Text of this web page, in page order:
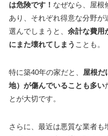
は危険です！ なぜなら、屋根
あり、それぞれ得意な分野
選んでしまうと、 余計な費用
にまた壊れてしまう ことも。
特に築40年の家だと、 屋根だ
地）が傷んでいることも多い
とが大切です。
さらに、最近は悪質な業者も